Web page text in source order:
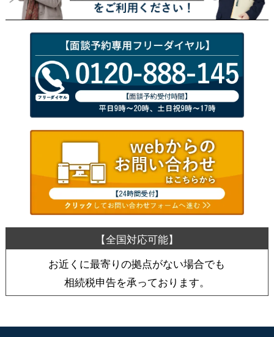
お近くに最寄りの拠点がない場合でも
相続税申告を承っております。